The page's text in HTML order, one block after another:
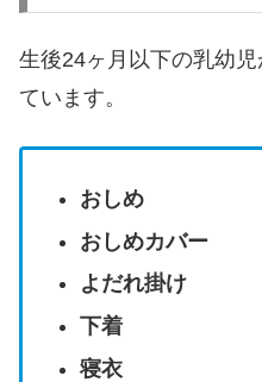
生後24ヶ月以下の乳幼
ています。
おしめ
おしめカバー
よだれ掛け
下着
寝衣